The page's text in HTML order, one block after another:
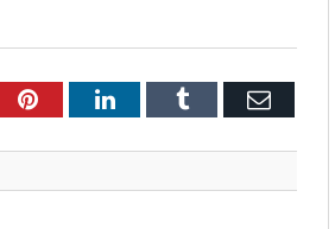
PinterestLinkedInTumblr Email